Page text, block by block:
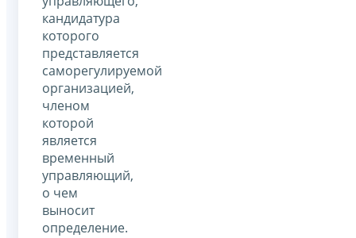
кандидатура
которого
представляется
саморегулируемой
организацией,
членом
которой
является
временный
управляющий,
о чем
выносит
определение.